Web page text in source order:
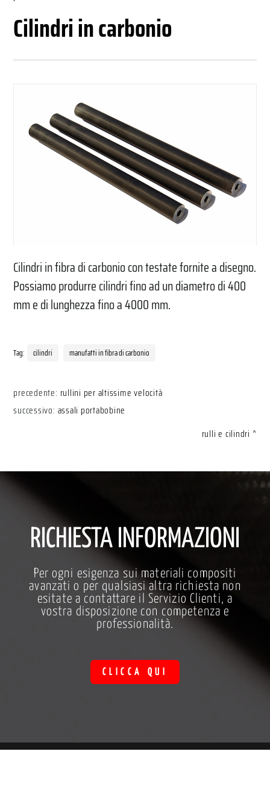
Rulli e cilindri
Cilindri in carbonio
Cilindri in fibra di carbonio con testate fornite a disegno.
Possiamo produrre cilindri fino ad un diametro di 400
mm e di lunghezza fino a 4000 mm.
Tag: cilindri manufatti in fibra di carbonio
precedente: rullini per altissime velocità
successivo: assali portabobine
rulli e cilindri
RICHIESTA INFORMAZIONI
Per ogni esigenza sui materiali compositi
avanzati o per qualsiasi altra richiesta non
esitate a contattare il Servizio Clienti, a
vostra disposizione con competenza e
professionalità.
CLICCA QUI